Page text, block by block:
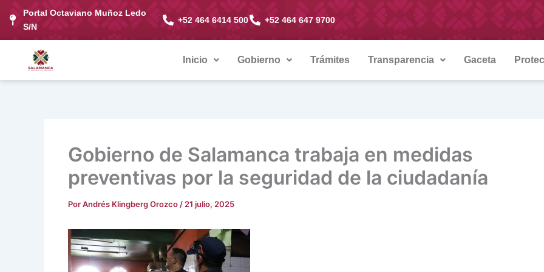
contenido
Portal Octaviano Muñoz Ledo
S/N
+52 464 6414 500 +52 464 647 9700
Inicio Gobierno Trámites Transparencia Gaceta
Gobierno de Salamanca trabaja en medidas
preventivas por la seguridad de la ciudadanía
PorAndrés Klingberg Orozco / 21 julio, 2025